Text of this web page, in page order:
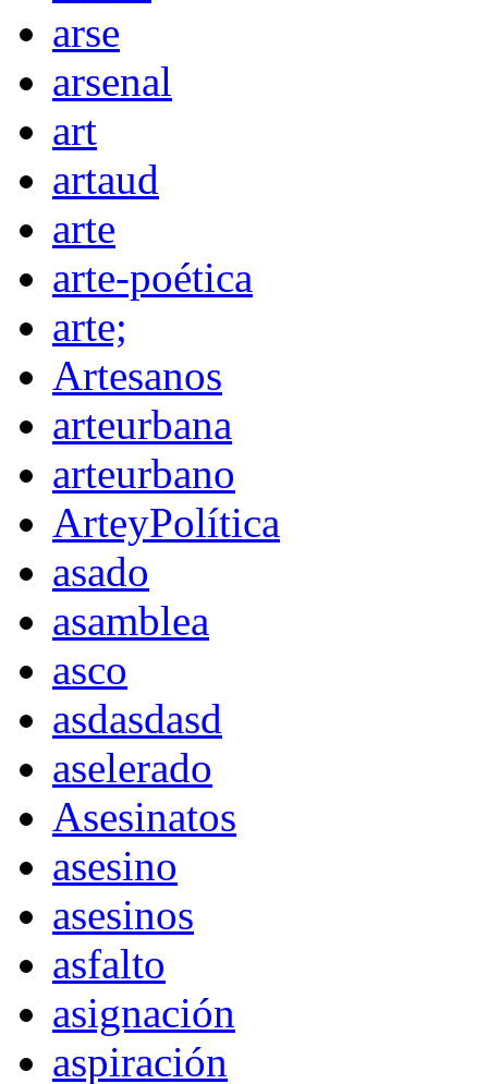
arse
arsenal
art
artaud
arte
arte-poética
arte;
Artesanos
arteurbana
arteurbano
ArteyPolítica
asado
asamblea
asco
asdasdasd
aselerado
Asesinatos
asesino
asesinos
asfalto
asignación
aspiración